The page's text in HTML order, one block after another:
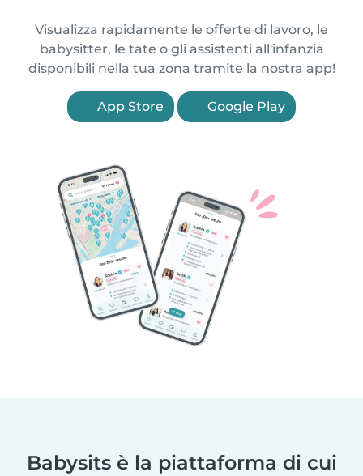
Visualizza rapidamente le offerte di lavoro, le
babysitter, le tate o gli assistenti all'infanzia
disponibili nella tua zona tramite la nostra app!
App Store Google Play
Babysits è la piattaforma di cui